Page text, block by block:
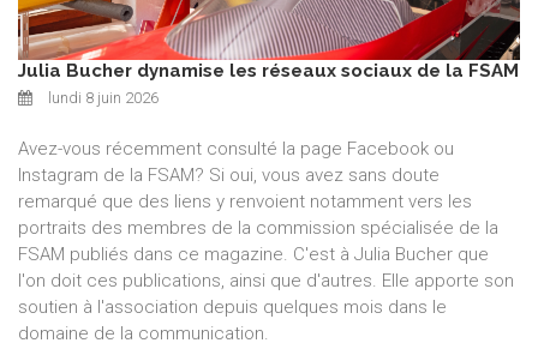
Julia Bucher dynamise les réseaux sociaux de la FSAM
lundi 8 juin 2026
Avez-vous récemment consulté la page Facebook ou
Instagram de la FSAM? Si oui, vous avez sans doute
remarqué que des liens y renvoient notamment vers les
portraits des membres de la commission spécialisée de la
FSAM publiés dans ce magazine. C'est à Julia Bucher que
l'on doit ces publications, ainsi que d'autres. Elle apporte son
soutien à l'association depuis quelques mois dans le
domaine de la communication.